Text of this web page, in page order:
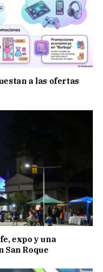
a las ofertas
expo y una
San Roque